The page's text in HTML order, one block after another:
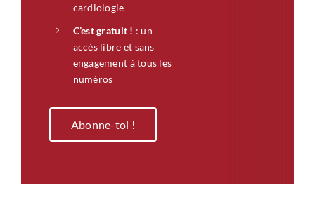
cardiologie
C’est gratuit ! : un
accès libre et sans
engagement à tous les
numéros
Abonne-toi !